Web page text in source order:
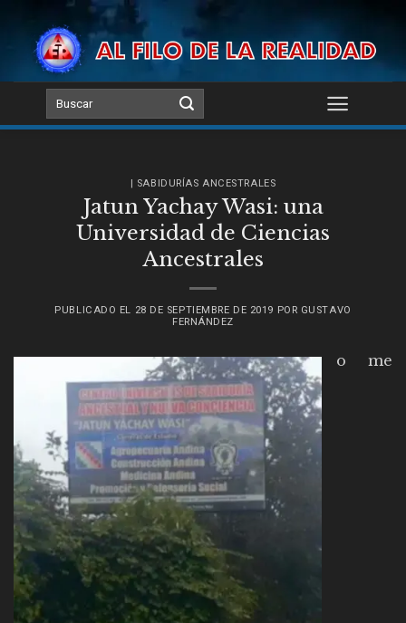
content
| SABIDURÍAS ANCESTRALES
Jatun Yachay Wasi: una
Universidad de Ciencias
Ancestrales
PUBLICADO EL 28 DE SEPTIEMBRE DE 2019 POR GUSTAVO
FERNÁNDEZ
o me